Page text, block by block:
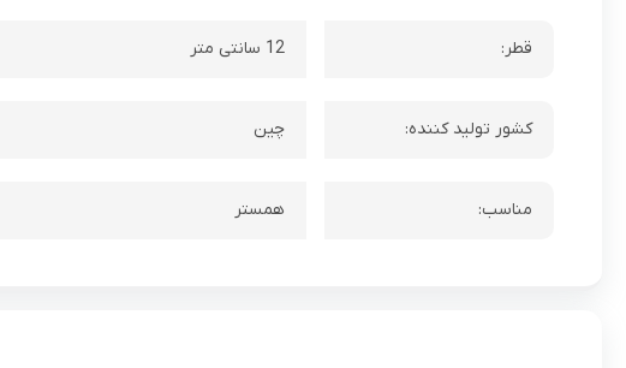
قطر: 12 سانتی متر
کشور تولید کننده: چین
مناسب: همستر